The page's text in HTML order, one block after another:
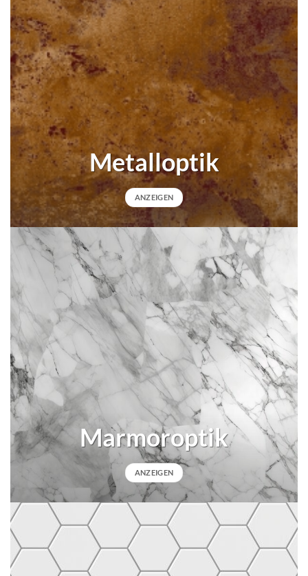
Metalloptik
ANZEIGEN
Marmoroptik
ANZEIGEN